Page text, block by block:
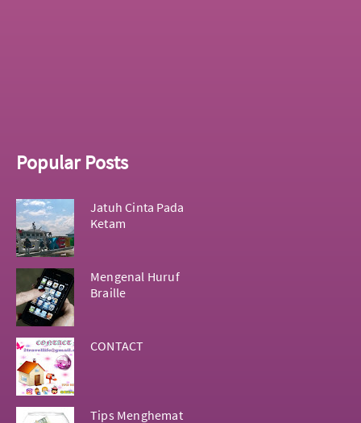
Popular Posts
Jatuh Cinta Pada
Ketam
Mengenal Huruf
Braille
CONTACT
Tips Menghemat